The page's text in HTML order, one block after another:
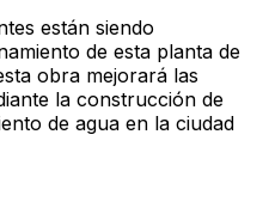
están siendo
de esta planta de
obra mejorará las
la construcción de
de agua en la ciudad